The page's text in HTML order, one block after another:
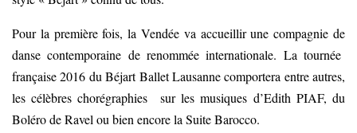
Pour la première fois, la Vendée va accueillir une compagnie de
danse contemporaine de renommée internationale. La tournée
française 2016 du Béjart Ballet Lausanne comportera entre autres,
les célèbres chorégraphies sur les musiques d’Edith PIAF, du
Boléro de Ravel ou bien encore la Suite Barocco.